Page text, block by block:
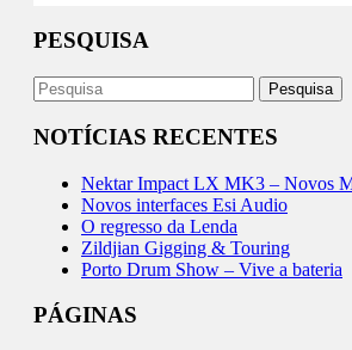
PESQUISA
NOTÍCIAS RECENTES
Nektar Impact LX MK3 – Novos
Novos interfaces Esi Audio
O regresso da Lenda
Zildjian Gigging & Touring
Porto Drum Show – Vive a bateria
PÁGINAS